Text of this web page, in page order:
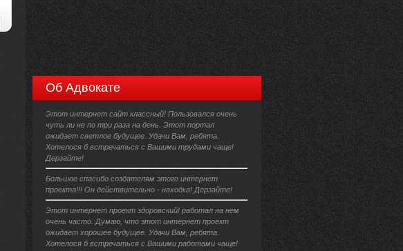
Об Адвокате
Этот интернет сайт классный! Пользовался очень
чуть ли не по три раза на день. Этот портал
ожидает светлое будущее. Удачи Вам, ребята.
Хотелося б встречаться с Вашими трудами чаще!
Дерзайте!
Большое спасибо создателям этого интернет
проекта!!! Он действительно - находка! Дерзайте!
Этот интернет проект здоровский! работал на нем
очень часто. Думаю, что этот интернет проект
ожидает хорошее будущее. Удачи Вам, ребята.
Хотелося б встречаться с Вашими работами чаще!